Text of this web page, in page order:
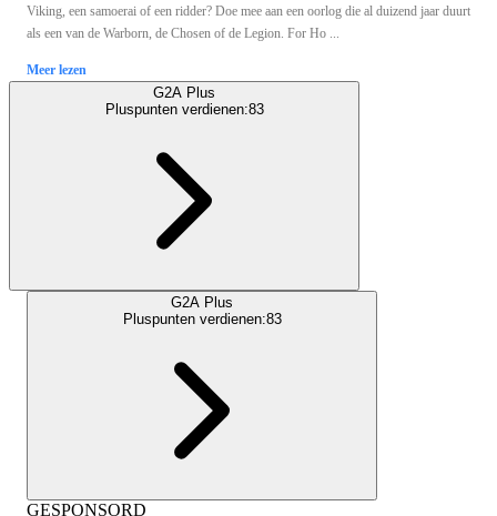
Viking, een samoerai of een ridder? Doe mee aan een oorlog die al duizend jaar duurt
als een van de Warborn, de Chosen of de Legion. For Ho ...
Meer lezen
G2A Plus
Pluspunten verdienen:83
G2A Plus
Pluspunten verdienen:83
GESPONSORD